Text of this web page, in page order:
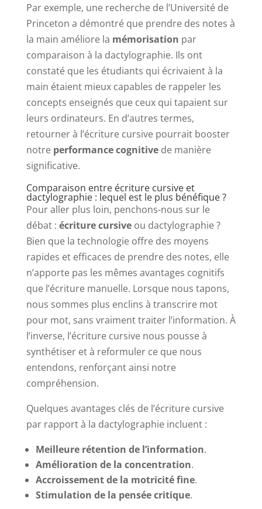
Par exemple, une recherche de l’Université de
Princeton a démontré que prendre des notes à
la main améliore la mémorisation par
comparaison à la dactylographie. Ils ont
constaté que les étudiants qui écrivaient à la
main étaient mieux capables de rappeler les
concepts enseignés que ceux qui tapaient sur
leurs ordinateurs. En d’autres termes,
retourner à l’écriture cursive pourrait booster
notre performance cognitivede manière
significative.
Comparaison entre écriture cursive et
dactylographie : lequel est le plus bénéfique ?
Pour aller plus loin, penchons-nous sur le
débat : écriture cursiveou dactylographie ?
Bien que la technologie offre des moyens
rapides et efficaces de prendre des notes, elle
n’apporte pas les mêmes avantages cognitifs
que l’écriture manuelle. Lorsque nous tapons,
nous sommes plus enclins à transcrire mot
pour mot, sans vraiment traiter l’information. À
l’inverse, l’écriture cursive nous pousse à
synthétiser et à reformuler ce que nous
entendons, renforçant ainsi notre
compréhension.
Quelques avantages clés de l’écriture cursive
par rapport à la dactylographie incluent :
Meilleure rétention de l’information.
Amélioration de la concentration.
Accroissement de la motricité fine.
Stimulation de la pensée critique.